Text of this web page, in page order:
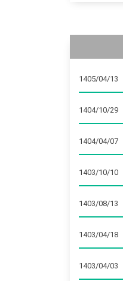
1405/04/13
1404/10/29
1404/04/07
1403/10/10
1403/08/13
1403/04/18
1403/04/03